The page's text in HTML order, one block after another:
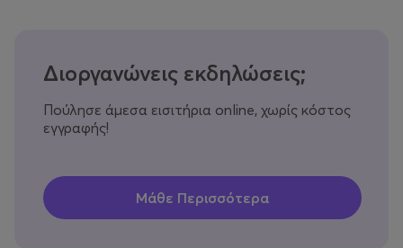
Διοργανώνεις εκδηλώσεις;
Πούλησε άμεσα εισιτήρια online, χωρίς κόστος
εγγραφής!